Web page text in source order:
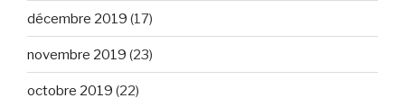
décembre 2019 (17)
novembre 2019 (23)
octobre 2019 (22)